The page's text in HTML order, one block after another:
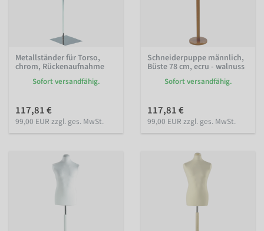
Metallständer für Torso,
chrom, Rückenaufnahme
Sofort versandfähig.
117,81 €
99,00 EUR zzgl. ges. MwSt.
Schneiderpuppe männlich,
Büste 78 cm, ecru - walnuss
Sofort versandfähig.
117,81 €
99,00 EUR zzgl. ges. MwSt.